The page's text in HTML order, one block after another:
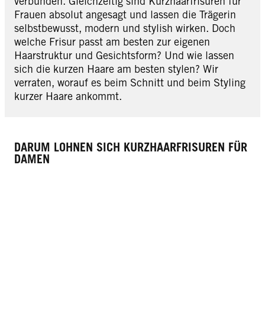
Frauen absolut angesagt und lassen die Trägerin
selbstbewusst, modern und stylish wirken. Doch
welche Frisur passt am besten zur eigenen
Haarstruktur und Gesichtsform? Und wie lassen
sich die kurzen Haare am besten stylen? Wir
verraten, worauf es beim Schnitt und beim Styling
kurzer Haare ankommt.
DARUM LOHNEN SICH KURZHAARFRISUREN FÜR
DAMEN